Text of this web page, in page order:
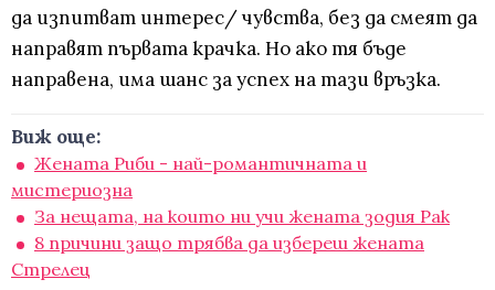
да изпитват интерес/ чувства, без да смеят да
направят първата крачка. Но ако тя бъде
направена, има шанс за успех на тази връзка.
Виж още:
Жената Риби - най-романтичната и
мистериозна
За нещата, на които ни учи жената зодия Рак
8 причини защо трябва да избереш жената
Стрелец